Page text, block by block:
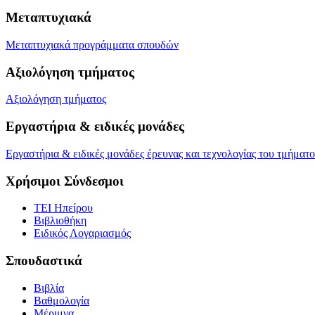
Μεταπτυχιακά
Μεταπτυχιακά προγράμματα σπουδών
Αξιολόγηση τμήματος
Αξιολόγηση τμήματος
Εργαστήρια & ειδικές μονάδες
Εργαστήρια & ειδικές μονάδες έρευνας και τεχνολογίας του
Χρήσιμοι Σύνδεσμοι
ΤΕΙ Ηπείρου
Βιβλιοθήκη
Eιδικός Λογαριασμός
Σπουδαστικά
Βιβλία
Βαθμολογία